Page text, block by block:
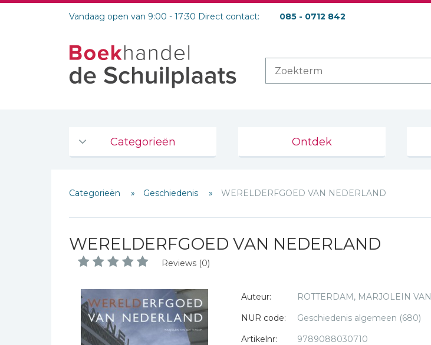
Vandaag open van 9:00 - 17:30 Direct contact: 085 - 0712 842
Categorieën
De Bijbel
Bijbelse Dagboeken 2026
Bijbelstudie groepen
Bijbelstudie
Geloof, duurzaamheid
en mileu
Ontdek
Categorieën Geschiedenis WERELDERFGOED VAN NEDERLAND
WERELDERFGOED VAN NEDERLAND
Reviews (0)
Auteur:
ROTTERDAM, MARJOLEIN VAN
NUR code:
Geschiedenis algemeen (680)
Artikelnr:
9789088030710
Schrijf hieronder je review!
Sterren
Naam *
Titel *
Bericht *